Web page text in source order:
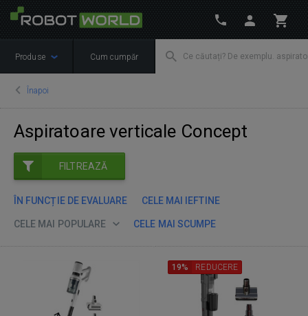
Produse Cum cumpăr
Înapoi
Aspiratoare verticale Concept
FILTREAZĂ
ÎN FUNCȚIE DE EVALUARE CELE MAI IEFTINE
CELE MAI POPULARE CELE MAI SCUMPE
19% REDUCERE